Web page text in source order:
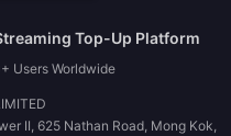
Top-Up Platform
Users Worldwide
II, 625 Nathan Road, Mong Kok,